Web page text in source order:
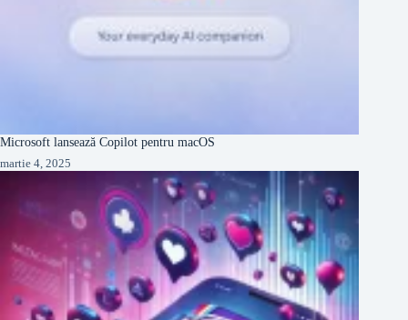
Microsoft lansează Copilot pentru macOS
martie 4, 2025